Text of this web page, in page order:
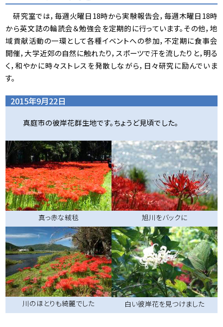
研究室では，毎週火曜日18時から実験報告会，毎週木曜日18時
から英文誌の輪読会＆勉強会を定期的に行っています。その他，地
域貢献活動の一環として各種イベントへの参加，不定期に食事会
開催，大学近郊の自然に触れたり，スポーツで汗を流したりと，明る
く，和やかに時々ストレスを発散しながら，日々研究に励んでいま
す。
2015年9月22日
真庭市の彼岸花群生地です。ちょうど見頃でした。
真っ赤な絨毯 旭川をバックに
川のほとりも綺麗でした 白い彼岸花を見つけました